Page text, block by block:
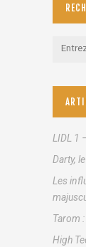
LIDL 1
Darty,
Les
Tarom
High